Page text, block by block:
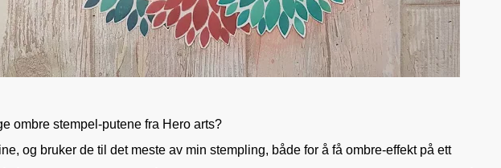
ombre stempel-putene fra Hero arts?
og bruker de til det meste av min stempling, både for å få ombre-effekt på ett